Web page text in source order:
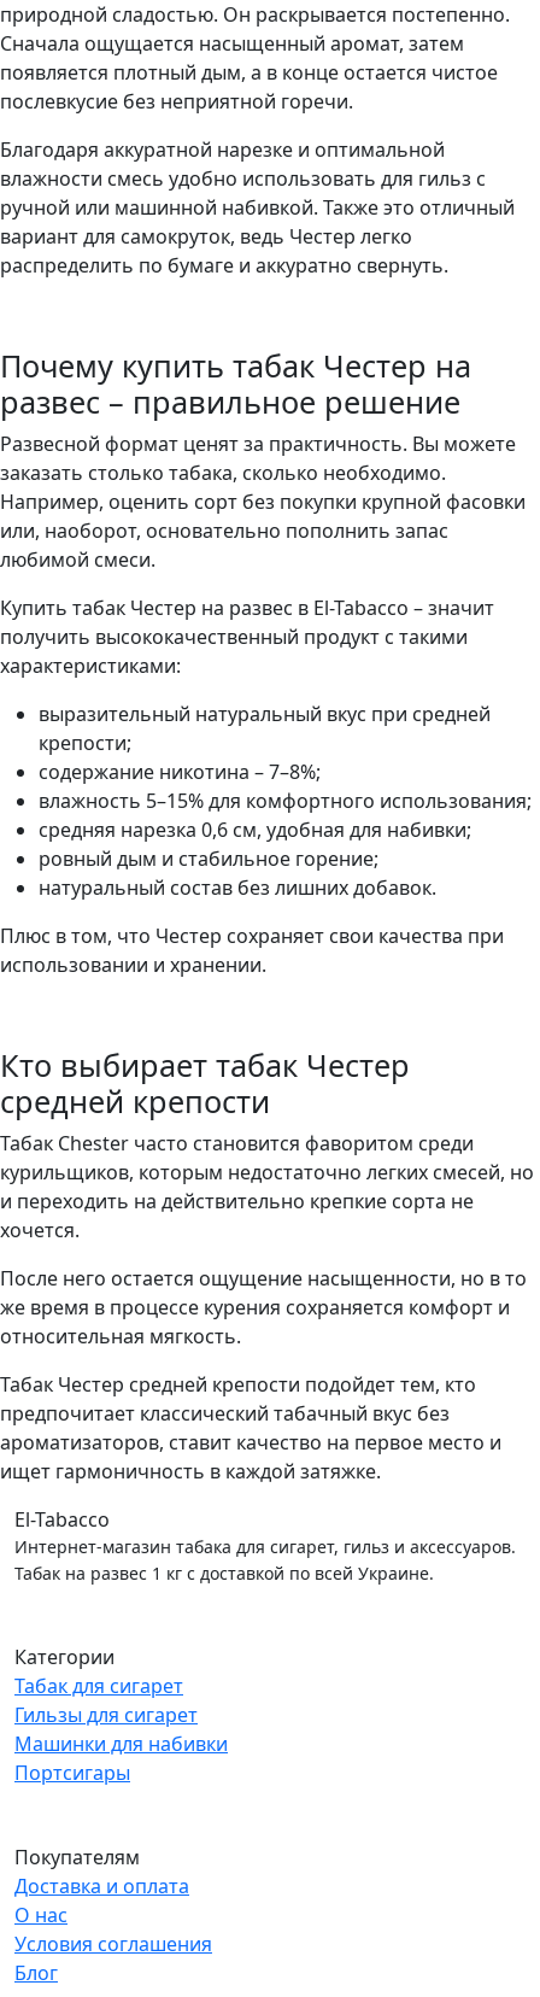
природной сладостью. Он раскрывается постепенно.
Сначала ощущается насыщенный аромат, затем
появляется плотный дым, а в конце остается чистое
послевкусие без неприятной горечи.
Благодаря аккуратной нарезке и оптимальной
влажности смесь удобно использовать для гильз с
ручной или машинной набивкой. Также это отличный
вариант для самокруток, ведь Честер легко
распределить по бумаге и аккуратно свернуть.
Почему купить табак Честер на
развес – правильное решение
Развесной формат ценят за практичность. Вы можете
заказать столько табака, сколько необходимо.
Например, оценить сорт без покупки крупной фасовки
или, наоборот, основательно пополнить запас
любимой смеси.
Купить табак Честер на развес в El-Tabacco – значит
получить высококачественный продукт с такими
характеристиками:
выразительный натуральный вкус при средней
крепости;
содержание никотина – 7–8%;
влажность 5–15% для комфортного использования;
средняя нарезка 0,6 см, удобная для набивки;
ровный дым и стабильное горение;
натуральный состав без лишних добавок.
Плюс в том, что Честер сохраняет свои качества при
использовании и хранении.
Кто выбирает табак Честер
средней крепости
Табак Chester часто становится фаворитом среди
курильщиков, которым недостаточно легких смесей, но
и переходить на действительно крепкие сорта не
хочется.
После него остается ощущение насыщенности, но в то
же время в процессе курения сохраняется комфорт и
относительная мягкость.
Табак Честер средней крепости подойдет тем, кто
предпочитает классический табачный вкус без
ароматизаторов, ставит качество на первое место и
ищет гармоничность в каждой затяжке.
El-Tabacco
Интернет-магазин табака для сигарет, гильз и аксессуаров.
Табак на развес 1 кг с доставкой по всей Украине.
Категории
Табак для сигарет
Гильзы для сигарет
Машинки для набивки
Портсигары
Покупателям
Доставка и оплата
О нас
Условия соглашения
Блог